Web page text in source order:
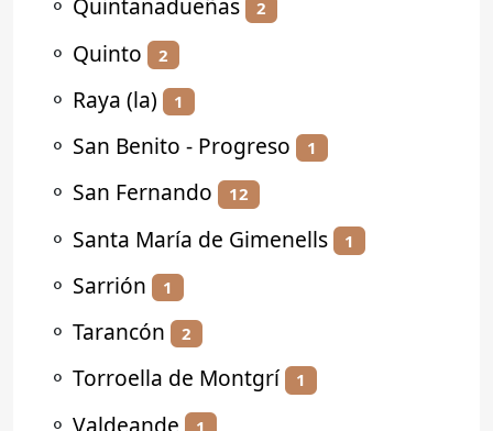
⚬ Quintanadueñas 2
⚬ Quinto 2
⚬ Raya (la) 1
⚬ San Benito - Progreso 1
⚬ San Fernando 12
⚬ Santa María de Gimenells 1
⚬ Sarrión 1
⚬ Tarancón 2
⚬ Torroella de Montgrí 1
⚬ Valdeande 1